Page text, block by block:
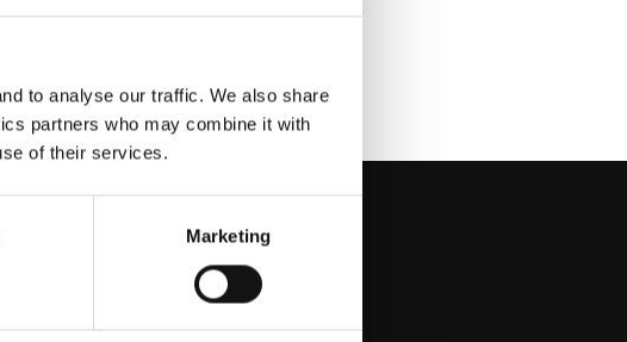
to analyse our traffic. We also share
partners who may combine it with
of their services.
Marketing